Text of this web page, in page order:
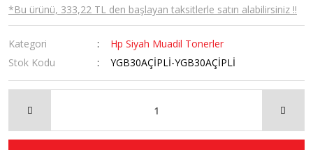
*Bu ürünü, 333,22 TL den başlayan taksitlerle satın alabilirsiniz !!
Kategori
Hp Siyah Muadil Tonerler
Stok Kodu
YGB30AÇİPLİ-YGB30AÇİPLİ